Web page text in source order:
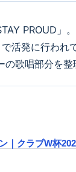
PROUD」
活発に行われ
歌唱部分を整
｜クラブW杯